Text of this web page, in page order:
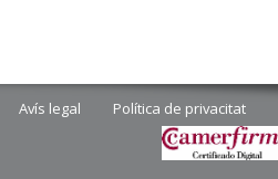
Avís legal Política de privacitat